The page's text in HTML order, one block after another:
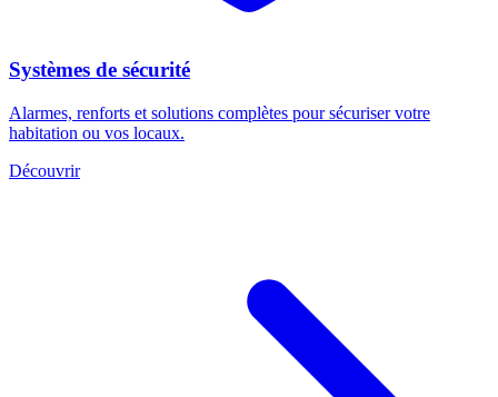
Systèmes de sécurité
Alarmes, renforts et solutions complètes pour sécuriser votre
habitation ou vos locaux.
Découvrir